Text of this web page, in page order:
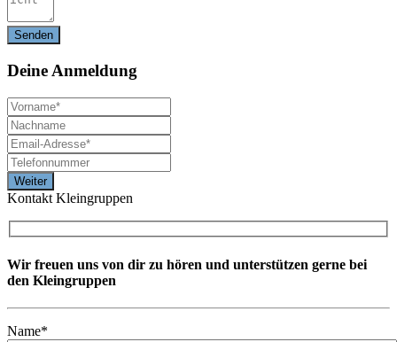
Deine Anmeldung
Kontakt Kleingruppen
Wir freuen uns von dir zu hören und unterstützen gerne bei
den Kleingruppen
Name*